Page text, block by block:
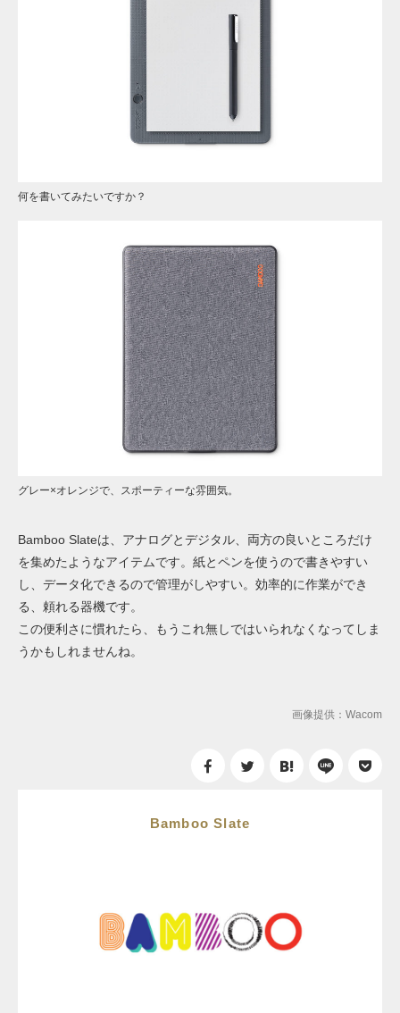
何を書いてみたいですか？
グレー×オレンジで、スポーティーな雰囲気。
Bamboo Slateは、アナログとデジタル、両方の良いところだけ
を集めたようなアイテムです。紙とペンを使うので書きやすい
し、データ化できるので管理がしやすい。効率的に作業ができ
る、頼れる器機です。
この便利さに慣れたら、もうこれ無しではいられなくなってしま
うかもしれませんね。
画像提供：Wacom
Bamboo Slate